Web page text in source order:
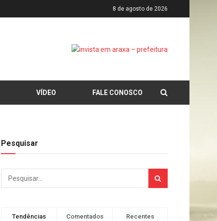
8 de agosto de 2026
VÍDEO FALE CONOSCO
Pesquisar
Tendências Comentados Recentes